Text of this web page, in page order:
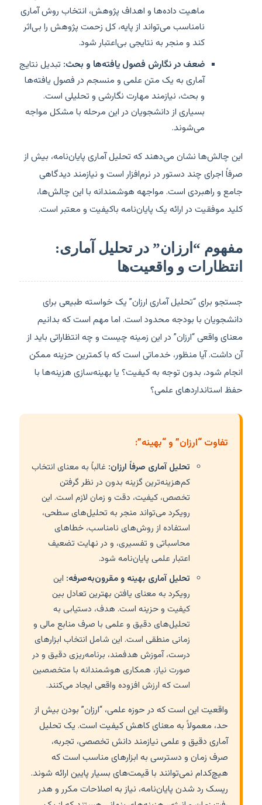
ماهیت داده‌ها و اهداف پژوهش، انتخاب روش آماری
نامناسب می‌تواند از پایه، کل زحمت پژوهش را بی‌اثر
کند و منجر به نتایجی بی‌اعتبار شود.
ضعف در نگارش فصول یافته‌ها و بحث:تبدیل نتایج
آماری به یک متن علمی و منسجم در فصول یافته‌ها
و بحث، نیازمند مهارت نگارشی و تحلیلی است.
بسیاری از دانشجویان در این مرحله با مشکل مواجه
می‌شوند.
این چالش‌ها نشان می‌دهند که تحلیل آماری پایان‌نامه، بیش از
صرفاً اجرای چند دستور در نرم‌افزار است و نیازمند دیدگاهی
جامع و راهبردی است. مواجهه هوشمندانه با این چالش‌ها،
کلید موفقیت در ارائه یک پایان‌نامه باکیفیت و معتبر است.
مفهوم “ارزان” در تحلیل آماری:
انتظارات و واقعیت‌ها
جستجو برای “تحلیل آماری ارزان” یک خواسته طبیعی برای
دانشجویان با بودجه محدود است. اما مهم است که بدانیم
معنای واقعی “ارزان” در این زمینه چیست و چه انتظاراتی باید از
آن داشت. آیا منظور، خدماتی است که با کمترین حزینه ممکن
انجام شود، بدون توجه به کیفیت؟ یا بهینه‌سازی هزینه‌ها با
حفظ استانداردهای علمی؟
تفاوت “ارزان” و “بهینه”:
تحلیل آماری صرفاً ارزان: غالباً به معنای انتخاب
کم‌هزینه‌ترین گزینه بدون در نظر گرفتن
تخصص، کیفیت، دقت و زمان لازم است. این
رویکرد می‌تواند منجر به تحلیل‌های سطحی،
استفاده از روش‌های نامناسب، خطاهای
محاسباتی و تفسیری، و در نهایت تضعیف
اعتبار علمی پایان‌نامه شود.
تحلیل آماری بهینه و مقرون‌به‌صرفه:این
رویکرد به معنای یافتن بهترین تعادل بین
کیفیت و حزینه است. هدف، دستیابی به
تحلیل‌های دقیق و علمی با صرف منابع مالی و
زمانی منطقی است. این شامل انتخاب ابزارهای
درست، آموزش هدفمند، برنامه‌ریزی دقیق و در
صورت نیاز، همکاری هوشمندانه با متخصصین
است که ارزش افزوده واقعی ایجاد می‌کنند.
واقعیت این است که در حوزه علمی، “ارزان” بودن بیش از
حد، معمولاً به معنای کاهش کیفیت است. یک تحلیل
آماری دقیق و علمی نیازمند دانش تخصصی، تجربه،
صرف زمان و دسترسی به ابزارهای مناسب است که
هیچ‌کدام نمی‌توانند با قیمت‌های بسیار پایین ارائه شوند.
ریسک رد شدن پایان‌نامه، نیاز به اصلاحات مکرر و هدر